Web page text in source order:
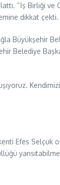
“İş Birliği ve
dikkat çekti.
Büyükşehir
Belediye
Efes Selçuk